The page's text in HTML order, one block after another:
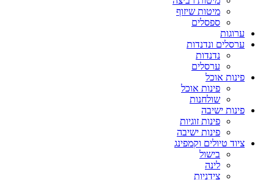
מיטות שיזוף
ספסלים
ערוגות
ערסלים ונדנדות
נדנדות
ערסלים
פינות אוכל
פינות אוכל
שולחנות
פינות ישיבה
פינות זוגיות
פינות ישיבה
ציוד טיולים וקמפינג
בישול
לינה
צידניות